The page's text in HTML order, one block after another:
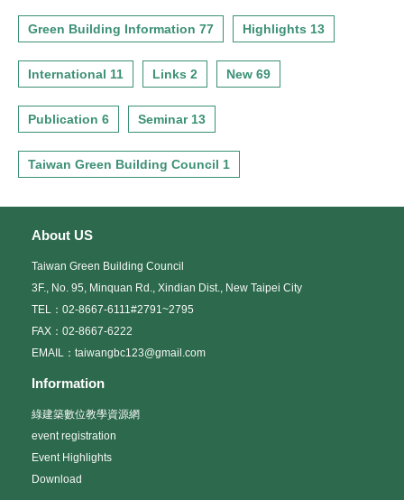
Green Building Information 77 Highlights 13
International 11 Links 2 New 69
Publication 6 Seminar 13
Taiwan Green Building Council 1
About US
Taiwan Green Building Council
3F., No. 95, Minquan Rd., Xindian Dist., New Taipei City
TEL：02-8667-6111#2791~2795
FAX：02-8667-6222
EMAIL：taiwangbc123@gmail.com
Information
綠建築數位教學資源網
event registration
Event Highlights
Download